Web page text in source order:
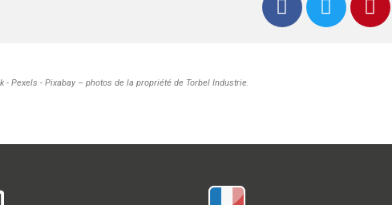
- Pexels - Pixabay – photos de la propriété de Torbel Industrie.